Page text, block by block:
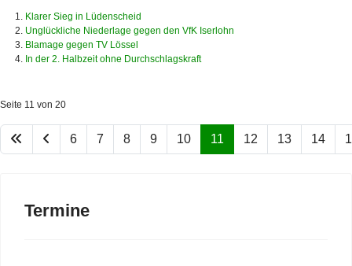
Klarer Sieg in Lüdenscheid
Unglückliche Niederlage gegen den VfK Iserlohn
Blamage gegen TV Lössel
In der 2. Halbzeit ohne Durchschlagskraft
Seite 11 von 20
6 7 8 9 10 11 12 13 14
Termine